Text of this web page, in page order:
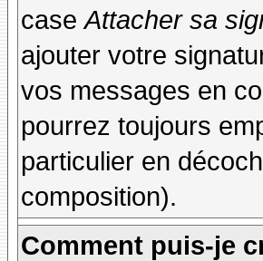
caseAttacher sa
ajouter votre
vos messages en
pourrez toujours
particulier en
composition).
Comment puis-je